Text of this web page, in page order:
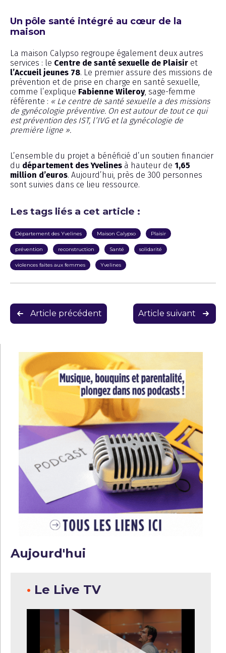
Un pôle santé intégré au cœur de la
maison
La maison Calypso regroupe également deux autres
services : le Centre de santé sexuelle de Plaisir et
l’Accueil jeunes 78. Le premier assure des missions de
prévention et de prise en charge en santé sexuelle,
comme l’explique Fabienne Wileroy, sage-femme
référente : « Le centre de santé sexuelle a des missions
de gynécologie préventive. On est autour de tout ce qui
est prévention des IST, l’IVG et la gynécologie de
première ligne ».
L’ensemble du projet a bénéficié d’un soutien financier
du département des Yvelines à hauteur de 1,65
million d’euros. Aujourd’hui, près de 300 personnes
sont suivies dans ce lieu ressource.
Les tags liés a cet article :
Département des Yvelines Maison Calypso Plaisir
prévention reconstruction Santé solidarité
violences faites aux femmes Yvelines
Navigation
de
Article précédent Article suivant
Aujourd'hui
• Le Live TV